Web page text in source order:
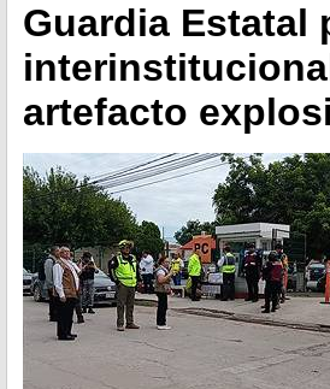
Guardia Estatal
artefacto